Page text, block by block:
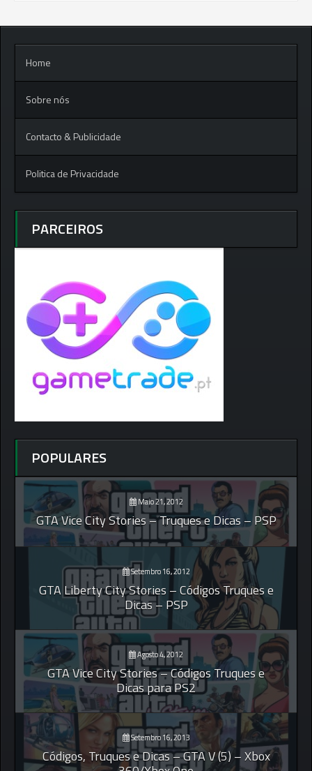
Home
Sobre nós
Contacto & Publicidade
Politica de Privacidade
PARCEIROS
POPULARES
Maio 21, 2012
GTA Vice City Stories – Truques e Dicas – PSP
Setembro 16, 2012
GTA Liberty City Stories – Códigos Truques e
Dicas – PSP
Agosto 4, 2012
GTA Vice City Stories – Códigos Truques e
Dicas para PS2
Setembro 16, 2013
Códigos, Truques e Dicas – GTA V (5) – Xbox